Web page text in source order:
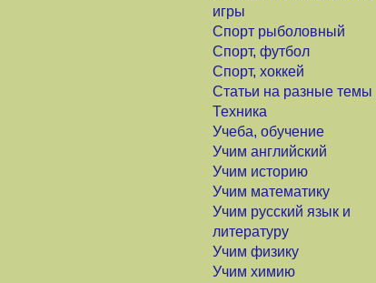
игры
Спорт рыболовный
Спорт, футбол
Спорт, хоккей
Статьи на разные темы
Техника
Учеба, обучение
Учим английский
Учим историю
Учим математику
Учим русский язык и
литературу
Учим физику
Учим химию